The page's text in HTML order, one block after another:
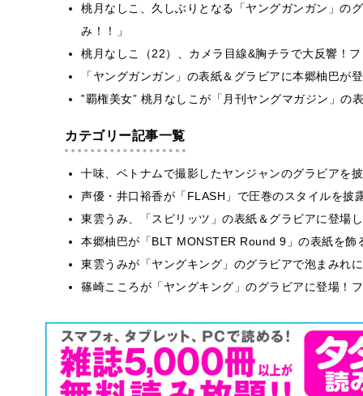
桃月なしこ、久しぶりとなる「ヤングガンガン」の
み！！」
桃月なしこ（22）、カメラ目線&胸チラで大反響！
「ヤングガンガン」の表紙＆グラビアに本郷柚巴が
‟覇権美女” 桃月なしこが「月刊ヤングマガジン」の
カテゴリー記事一覧
十味、ベトナムで撮影したヤンジャンのグラビアを
声優・井口裕香が「FLASH」で圧巻のスタイルを
東雲うみ、「スピリッツ」の表紙＆グラビアに登場
本郷柚巴が「BLT MONSTER Round 9」の表紙を
東雲うみが「ヤングキング」のグラビアで泡まみれ
篠崎こころが「ヤングキング」のグラビアに登場！